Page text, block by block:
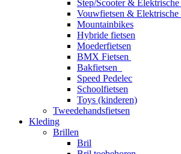
Step/Scooter & Elektrische
Vouwfietsen &
Mountainbikes
Hybride fietsen
Moederfietsen
BMX Fietsen
Bakfietsen
Speed Pedelec
Schoolfietsen
Toys (kinderen)
Tweedehandsfietsen
Kleding
Brillen
Bril